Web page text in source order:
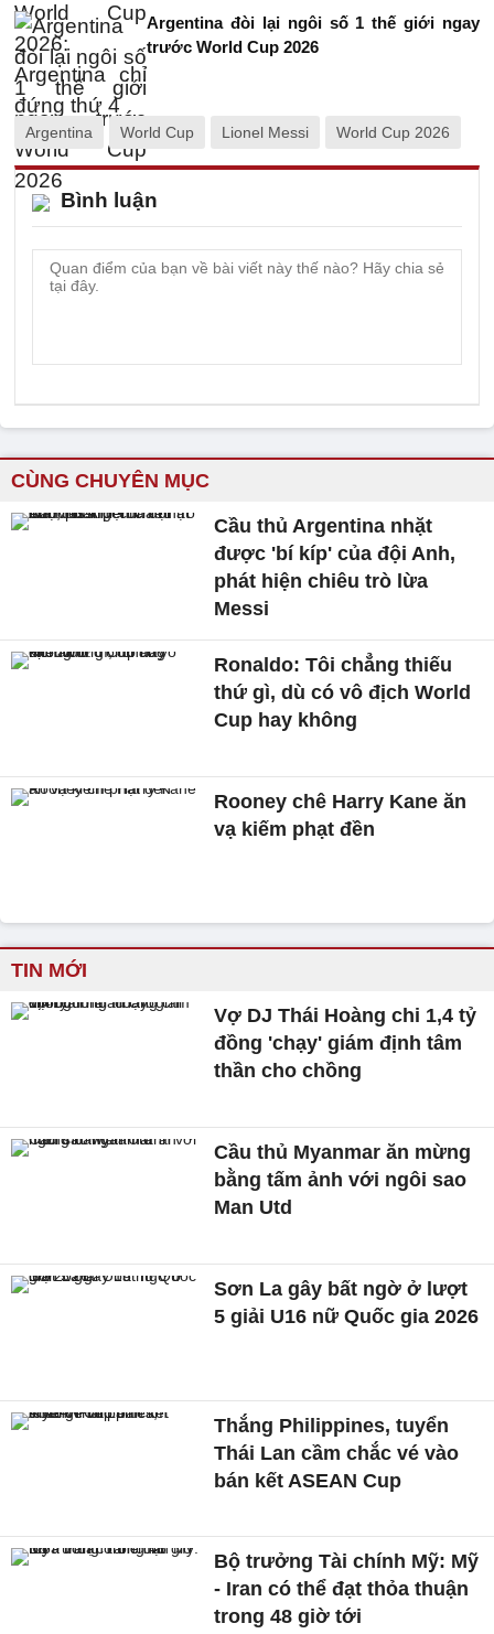
Argentina đòi lại ngôi số 1 thế giới ngay
trước World Cup 2026
Argentina World Cup Lionel Messi World Cup 2026
Bình luận
CÙNG CHUYÊN MỤC
Cầu thủ Argentina nhặt
được 'bí kíp' của đội Anh,
phát hiện chiêu trò lừa
Messi
Ronaldo: Tôi chẳng thiếu
thứ gì, dù có vô địch World
Cup hay không
Rooney chê Harry Kane ăn
vạ kiếm phạt đền
TIN MỚI
Vợ DJ Thái Hoàng chi 1,4 tỷ
đồng 'chạy' giám định tâm
thần cho chồng
Cầu thủ Myanmar ăn mừng
bằng tấm ảnh với ngôi sao
Man Utd
Sơn La gây bất ngờ ở lượt
5 giải U16 nữ Quốc gia 2026
Thắng Philippines, tuyển
Thái Lan cầm chắc vé vào
bán kết ASEAN Cup
Bộ trưởng Tài chính Mỹ: Mỹ
- Iran có thể đạt thỏa thuận
trong 48 giờ tới